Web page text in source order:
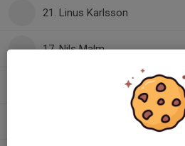
21. Linus Karlsson
17. Nils Malm
80. Reuben Malmborg